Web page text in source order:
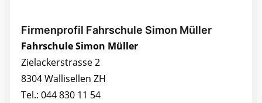
Firmenprofil Fahrschule Simon Müller
Fahrschule Simon Müller
Zielackerstrasse 2
8304 Wallisellen ZH
Tel.: 044 830 11 54